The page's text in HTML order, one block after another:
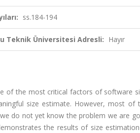
ss.184-194
Teknik Üniversitesi Adresli: Hayır
of the most critical factors of software
size estimate. However, most
do not yet know the problem we are
the results of size